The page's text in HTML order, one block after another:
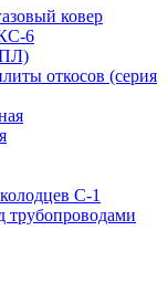
ковер
6
откосов (серия
С-1
трубопроводами